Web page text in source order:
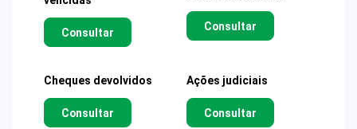
Consultar Consultar
Cheques devolvidos
Consultar
Ações judiciais
Consultar